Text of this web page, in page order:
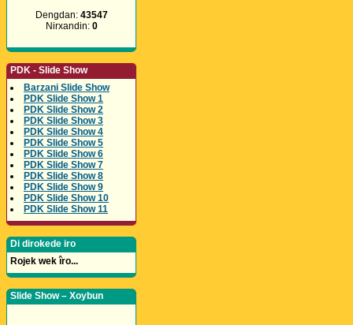
Dengdan: 43547
Nirxandin: 0
PDK - Slide Show
Barzani Slide Show
PDK Slide Show 1
PDK Slide Show 2
PDK Slide Show 3
PDK Slide Show 4
PDK Slide Show 5
PDK Slide Show 6
PDK Slide Show 7
PDK Slide Show 8
PDK Slide Show 9
PDK Slide Show 10
PDK Slide Show 11
Di dirokede iro
Rojek wek îro...
Slide Show – Xoybun